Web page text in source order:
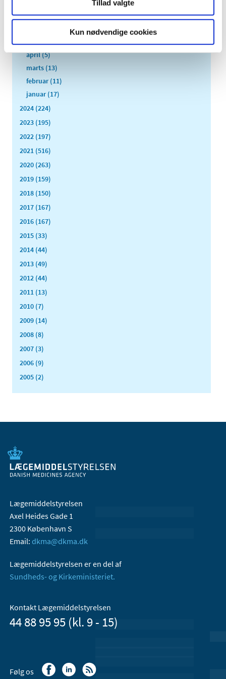
Tillad valgte
Kun nødvendige cookies
juli (11)
maj (11)
april (5)
marts (13)
februar (11)
januar (17)
2024 (224)
2023 (195)
2022 (197)
2021 (516)
2020 (263)
2019 (159)
2018 (150)
2017 (167)
2016 (167)
2015 (33)
2014 (44)
2013 (49)
2012 (44)
2011 (13)
2010 (7)
2009 (14)
2008 (8)
2007 (3)
2006 (9)
2005 (2)
Lægemiddelstyrelsen
Axel Heides Gade 1
2300 København S
Email: dkma@dkma.dk
Lægemiddelstyrelsen er en del af
Sundheds- og Kirkeministeriet.
Kontakt Lægemiddelstyrelsen
44 88 95 95 (kl. 9 - 15)
Følg os